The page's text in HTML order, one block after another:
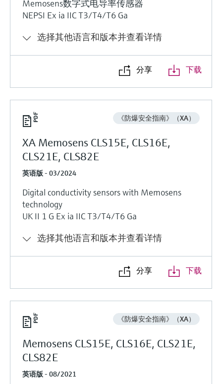
Memosens数字式电导率传感器
NEPSI Ex ia IIC T3/T4/T6 Ga
选择其他语言和版本并查看详情
分享 下载
《防爆安全指南》（XA）
XA Memosens CLS15E, CLS16E,
CLS21E, CLS82E
英语版 - 03/2024
Digital conductivity sensors with Memosens
technology
UK II 1 G Ex ia IIC T3/T4/T6 Ga
选择其他语言和版本并查看详情
分享 下载
《防爆安全指南》（XA）
Memosens CLS15E, CLS16E, CLS21E,
CLS82E
英语版 - 08/2021